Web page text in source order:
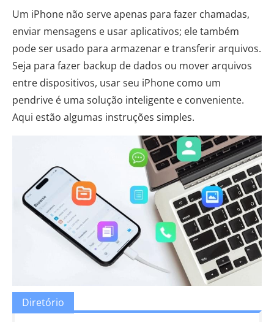
Um iPhone não serve apenas para fazer chamadas,
enviar mensagens e usar aplicativos; ele também
pode ser usado para armazenar e transferir arquivos.
Seja para fazer backup de dados ou mover arquivos
entre dispositivos, usar seu iPhone como um
pendrive é uma solução inteligente e conveniente.
Aqui estão algumas instruções simples.
Diretório